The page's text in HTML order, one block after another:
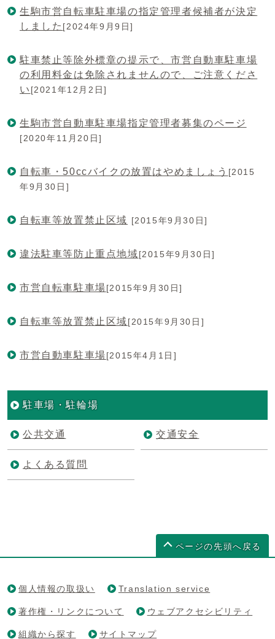
生駒市営自転車駐車場の指定管理者候補者が決定
しました [2024年9月9日]
駐車禁止等除外標章の提示で、市営自動車駐車場
の利用料金は免除されませんので、ご注意くださ
い [2021年12月2日]
生駒市営自動車駐車場指定管理者募集のページ
[2020年11月20日]
自転車・50ccバイクの放置はやめましょう [2015
年9月30日]
自転車等放置禁止区域 [2015年9月30日]
違法駐車等防止重点地域[2015年9月30日]
市営自転車駐車場[2015年9月30日]
自転車等放置禁止区域[2015年9月30日]
市営自動車駐車場[2015年4月1日]
駐車場・駐輪場
公共交通 交通安全
よくある質問
ページの先頭へ戻る
個人情報の取扱い Translation service
著作権・リンクについて ウェブアクセシビリティ
組織から探す サイトマップ